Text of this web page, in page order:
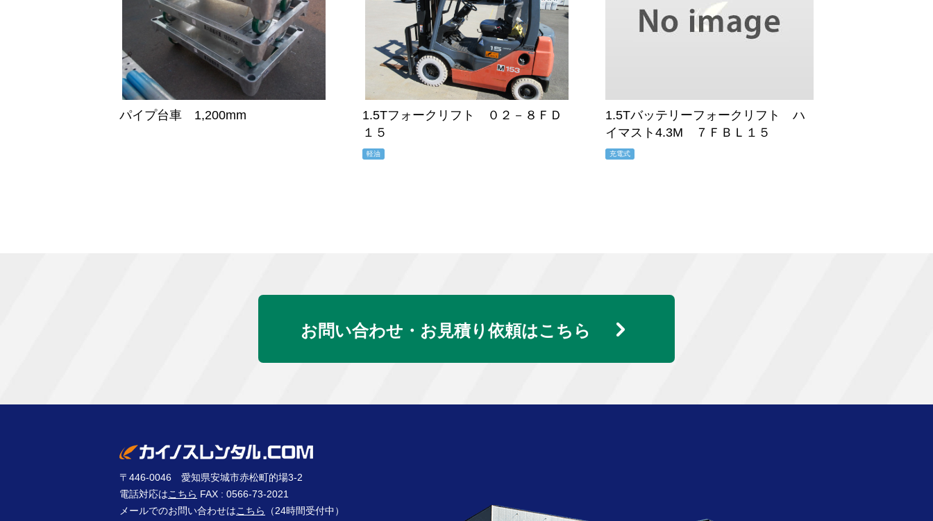
パイプ台車 1,200mm
1.5Tフォークリフト ０２－８ＦＤ
１５
軽油
1.5Tバッテリーフォークリフト ハ
イマスト4.3M ７ＦＢＬ１５
充電式
お問い合わせ・お見積り依頼はこちら
〒446-0046 愛知県安城市赤松町的場3-2
電話対応はこちら FAX : 0566-73-2021
メールでのお問い合わせはこちら （24時間受付中）